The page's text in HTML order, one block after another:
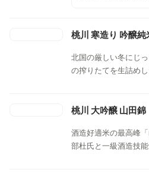
択。 杉玉は橋本龍太郎さんがお好きだったとのこ
と。
桃川 寒造り 吟醸
北国の厳しい冬にじ
の搾りたてを生詰め
桃川 大吟醸 山田錦
酒造好適米の最高峰
部杜氏と一級酒造技